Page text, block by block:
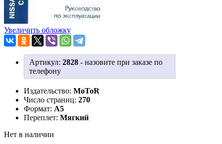
Увеличить обложку
Артикул: 2828 - назовите при заказе по
телефону
Издательство: MoToR
Число страниц: 270
Формат: А5
Переплет: Мягкий
Нет в наличии